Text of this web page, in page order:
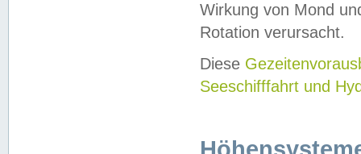
Wirkung von Mond
Rotation verursacht.
Diese
Seeschifffahrt und